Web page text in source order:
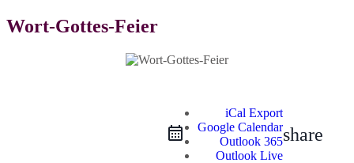
Wort-Gottes-Feier
iCal Export
Google Calendar
Outlook 365
Outlook Live
share